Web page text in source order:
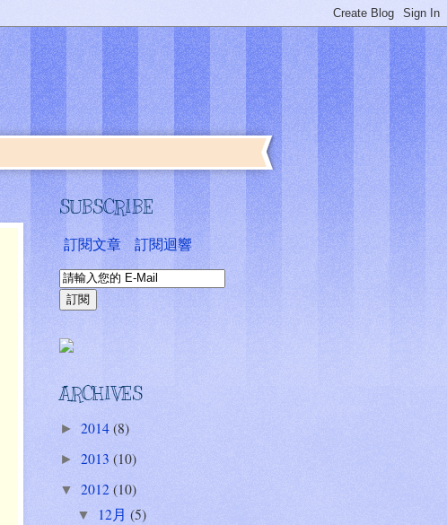
SUBSCRIBE
訂閱文章 訂閱迴響
ARCHIVES
► 2014(8)
► 2013 (10)
▼ 2012(10)
▼ 12月 (5)